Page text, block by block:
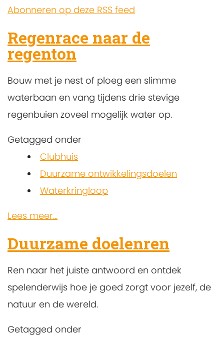
Abonneren op deze RSS feed
Regenrace naar de
regenton
Bouw met je nest of ploeg een slimme
waterbaan en vang tijdens drie stevige
regenbuien zoveel mogelijk water op.
Getagged onder
Clubhuis
Duurzame ontwikkelingsdoelen
Waterkringloop
Lees meer...
Duurzame doelenren
Ren naar het juiste antwoord en ontdek
spelenderwijs hoe je goed zorgt voor jezelf, de
natuur en de wereld.
Getagged onder